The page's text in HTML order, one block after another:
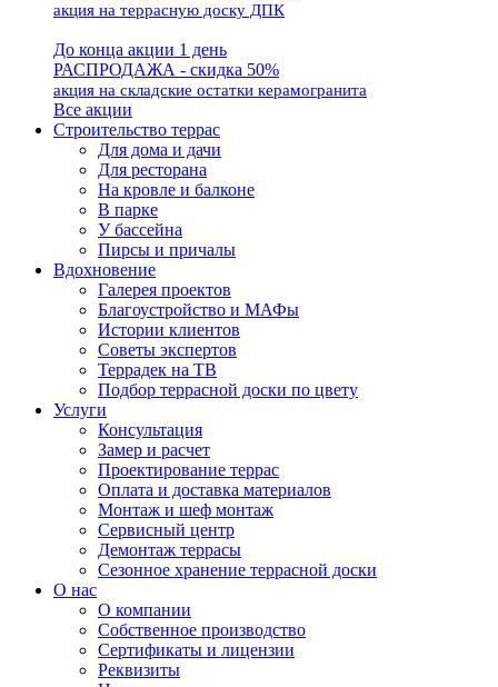
акция на террасную доску ДПК
До конца акции 1 день
РАСПРОДАЖА - скидка 50%
акция на складские остатки керамогранита
Все акции
Строительство террас
Для дома и дачи
Для ресторана
На кровле и балконе
В парке
У бассейна
Пирсы и причалы
Вдохновение
Галерея проектов
Благоустройство и МАФы
Истории клиентов
Советы экспертов
Террадек на ТВ
Подбор террасной доски по цвету
Услуги
Консультация
Замер и расчет
Проектирование террас
Оплата и доставка материалов
Монтаж и шеф монтаж
Сервисный центр
Демонтаж террасы
Сезонное хранение террасной доски
О нас
О компании
Собственное производство
Сертификаты и лицензии
Реквизиты